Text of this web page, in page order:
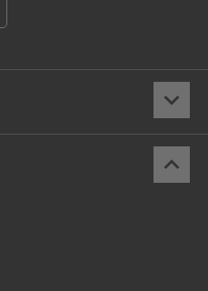
keyboard_arrow_down
keyboard_arrow_up